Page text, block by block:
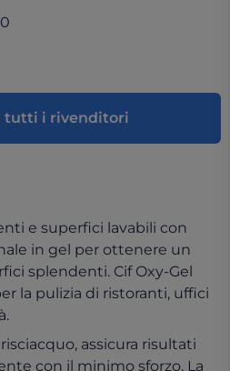
tutti i rivenditori
e superfici lavabili con
in gel per ottenere un
splendenti. Cif Oxy-Gel
la pulizia di ristoranti, uffici
assicura risultati
con il minimo sforzo. La